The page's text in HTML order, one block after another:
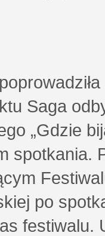
Saga
„Gdzie
spotkania.
po